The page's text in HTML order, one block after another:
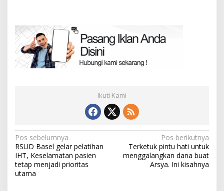
Ikuti Kami
Navigasi
pos
Pos sebelumnya
RSUD Basel gelar pelatihan
IHT, Keselamatan pasien
tetap menjadi prioritas
utama
Pos berikutnya
Terketuk pintu hati untuk
menggalangkan dana buat
Arsya. Ini kisahnya